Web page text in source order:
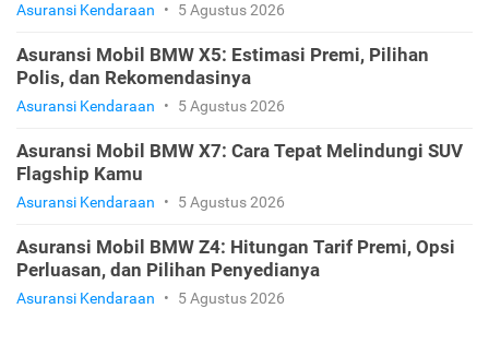
Asuransi Kendaraan • 5 Agustus 2026
Asuransi Mobil BMW X5: Estimasi Premi, Pilihan
Polis, dan Rekomendasinya
Asuransi Kendaraan • 5 Agustus 2026
Asuransi Mobil BMW X7: Cara Tepat Melindungi SUV
Flagship Kamu
Asuransi Kendaraan • 5 Agustus 2026
Asuransi Mobil BMW Z4: Hitungan Tarif Premi, Opsi
Perluasan, dan Pilihan Penyedianya
Asuransi Kendaraan • 5 Agustus 2026